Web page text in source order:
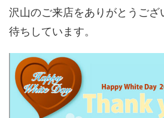
沢山のご来店をありがとうござ
待ちしています。